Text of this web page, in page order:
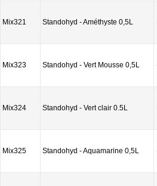
Mix321 Standohyd - Améthyste 0,5L
Mix323 Standohyd - Vert Mousse 0,5L
Mix324 Standohyd - Vert clair 0.5L
Mix325 Standohyd - Aquamarine 0,5L